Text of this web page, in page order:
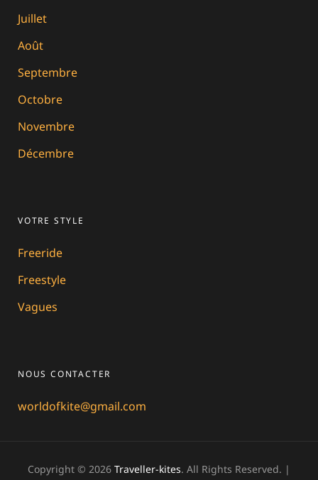
Juillet
Août
Septembre
Octobre
Novembre
Décembre
VOTRE STYLE
Freeride
Freestyle
Vagues
NOUS CONTACTER
worldofkite@gmail.com
Copyright © 2026 Traveller-kites. All Rights Reserved. |